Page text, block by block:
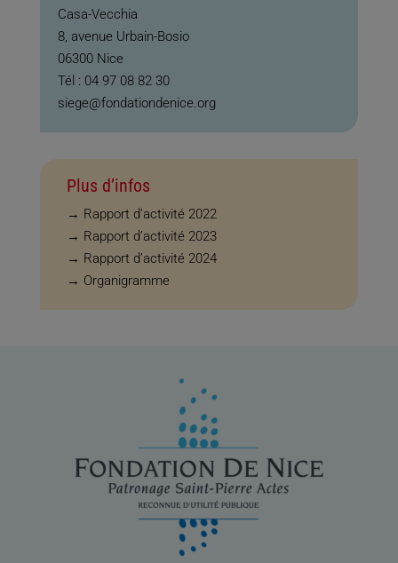
Casa-Vecchia
8, avenue Urbain-Bosio
06300 Nice
Tél : 04 97 08 82 30
siege@fondationdenice.org
Plus d’infos
→ Rapport d’activité 2022
→ Rapport d’activité 2023
→ Rapport d’activité 2024
→ Organigramme